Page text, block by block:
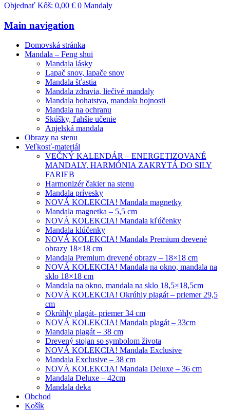
Objednať Kôš: 0,00 € 0 Mandaly
Main navigation
Domovská stránka
Mandala – Feng shui
Mandala lásky
Lapač snov, lapače snov
Mandala šťastia
Mandala zdravia, liečivé mandaly
Mandala bohatstva, mandala hojnosti
Mandala na ochranu
Skúšky, ľahšie učenie
Anjelská mandala
Obrazy na stenu
Veľkosť-materiál
VEČNÝ KALENDÁR – ENERGETIZOVANÉ
MANDALY, HARMÓNIA ZAKRYTÁ DO SILY
FARIEB
Harmonizér čakier na stenu
Mandala prívesky
NOVÁ KOLEKCIA! Mandala magnetky
Mandala magnetka – 5,5 cm
NOVÁ KOLEKCIA! Mandala kľúčenky
Mandala klúčenky
NOVÁ KOLEKCIA! Mandala Premium drevené
obrazy 18×18 cm
Mandala Premium drevené obrazy – 18×18 cm
NOVÁ KOLEKCIA! Mandala na okno, mandala na
sklo 18×18 cm
Mandala na okno, mandala na sklo 18,5×18,5cm
NOVÁ KOLEKCIA! Okrúhly plagát – priemer 29,5
cm
Okrúhly plagát- priemer 34 cm
NOVÁ KOLEKCIA! Mandala plagát – 33cm
Mandala plagát – 38 cm
Drevený stojan so symbolom života
NOVÁ KOLEKCIA! Mandala Exclusive
Mandala Exclusive – 38 cm
NOVÁ KOLEKCIA! Mandala Deluxe – 36 cm
Mandala Deluxe – 42cm
Mandala deka
Obchod
Košík